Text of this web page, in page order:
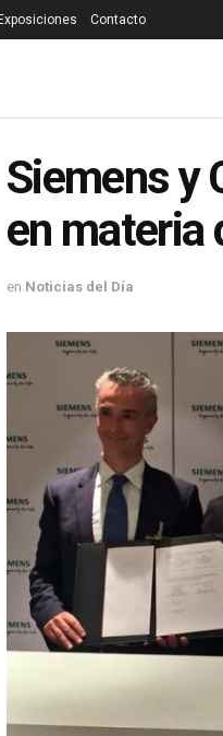
Contacto
Siemens y
en materia
en Noticias del Día